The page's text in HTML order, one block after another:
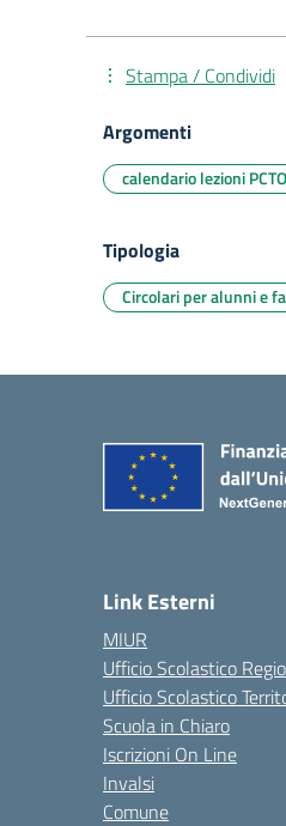
Stampa / Condividi
Argomenti
calendario lezioni PCTO
Tipologia
Circolari per alunni e
Link Esterni
MIUR
Ufficio Scolastico
Ufficio Scolastico
Scuola in Chiaro
Iscrizioni On Line
Invalsi
Comune